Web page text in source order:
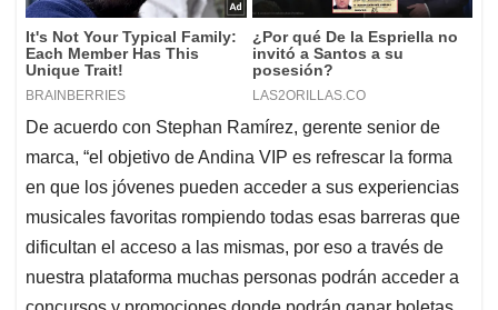
De acuerdo con Stephan Ramírez, gerente senior de
marca, “el objetivo de Andina VIP es refrescar la forma
en que los jóvenes pueden acceder a sus experiencias
musicales favoritas rompiendo todas esas barreras que
dificultan el acceso a las mismas, por eso a través de
nuestra plataforma muchas personas podrán acceder a